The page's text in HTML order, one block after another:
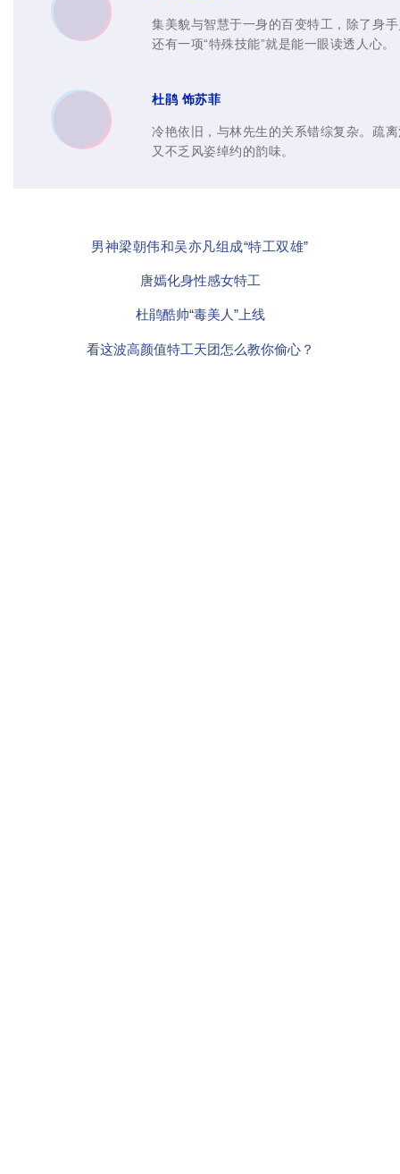
集美貌与智慧于一身的百变特工，除了身
还有一项“特殊技能”就是能一眼读透人心。
杜鹃 饰苏菲
冷艳依旧，与林先生的关系错综复杂。疏
又不乏风姿绰约的韵味。
男神梁朝伟和吴亦凡组成“特工双雄”
唐嫣化身性感女特工
杜鹃酷帅“毒美人”上线
看这波高颜值特工天团怎么教你偷心？